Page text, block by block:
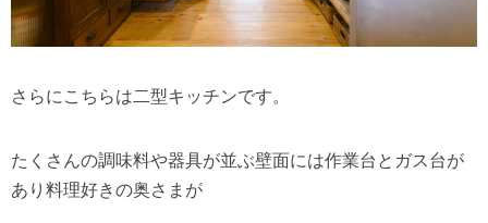
さらにこちらは二型キッチンです。
たくさんの調味料や器具が並ぶ壁面には作業台とガス台が
あり料理好きの奥さまが